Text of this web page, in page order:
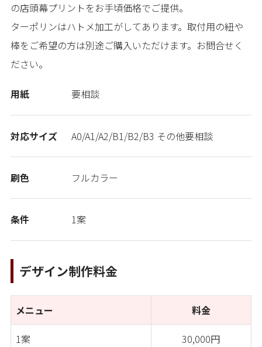
の店頭幕プリントをお手頃価格でご提供。
ターポリンはハトメ加工がしてあります。取付用の紐や
棒をご希望の方は別途ご購入いただけます。お問合せく
ださい。
用紙 要相談
対応サイズ A0/A1/A2/B1/B2/B3 その他要相談
刷色 フルカラー
条件 1案
デザイン制作料金
メニュー 料金
1案 30,000円